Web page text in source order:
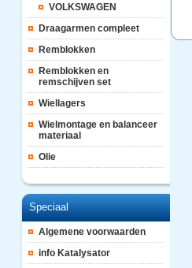
VOLKSWAGEN
Draagarmen compleet
Remblokken
Remblokken en
remschijven set
Wiellagers
Wielmontage en balanceer
materiaal
Olie
Speciaal
Algemene voorwaarden
info Katalysator